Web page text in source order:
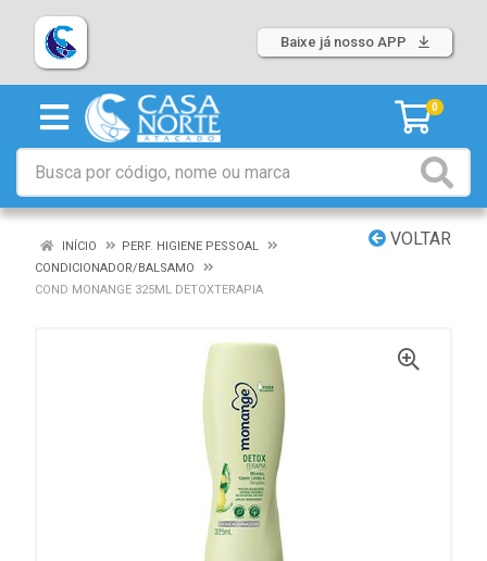
Baixe já nosso APP
0
VOLTAR
INÍCIO
PERF. HIGIENE PESSOAL
CONDICIONADOR/BALSAMO
COND MONANGE 325ML DETOXTERAPIA